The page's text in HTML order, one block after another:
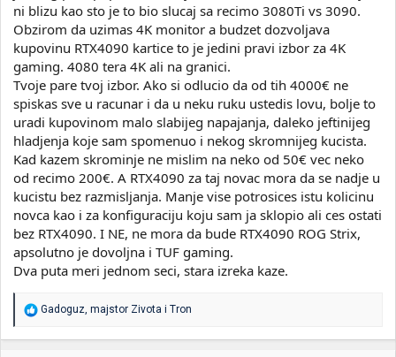
ni blizu kao sto je to bio slucaj sa recimo 3080Ti vs 3090.
Obzirom da uzimas 4K monitor a budzet dozvoljava
kupovinu RTX4090 kartice to je jedini pravi izbor za 4K
gaming. 4080 tera 4K ali na granici.
Tvoje pare tvoj izbor. Ako si odlucio da od tih 4000€ ne
spiskas sve u racunar i da u neku ruku ustedis lovu, bolje to
uradi kupovinom malo slabijeg napajanja, daleko jeftinijeg
hladjenja koje sam spomenuo i nekog skromnijeg kucista.
Kad kazem skrominje ne mislim na neko od 50€ vec neko
od recimo 200€. A RTX4090 za taj novac mora da se nadje u
kucistu bez razmisljanja. Manje vise potrosices istu kolicinu
novca kao i za konfiguraciju koju sam ja sklopio ali ces ostati
bez RTX4090. I NE, ne mora da bude RTX4090 ROG Strix,
apsolutno je dovoljna i TUF gaming.
Dva puta meri jednom seci, stara izreka kaze.
R
Gadoguz majstor Zivota i Tron